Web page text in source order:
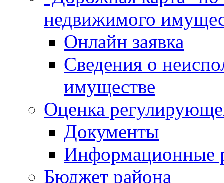
недвижимого
Онлайн заявка
Сведения о
имуществе
Оценка
Документы
Информационные
Бюджет района